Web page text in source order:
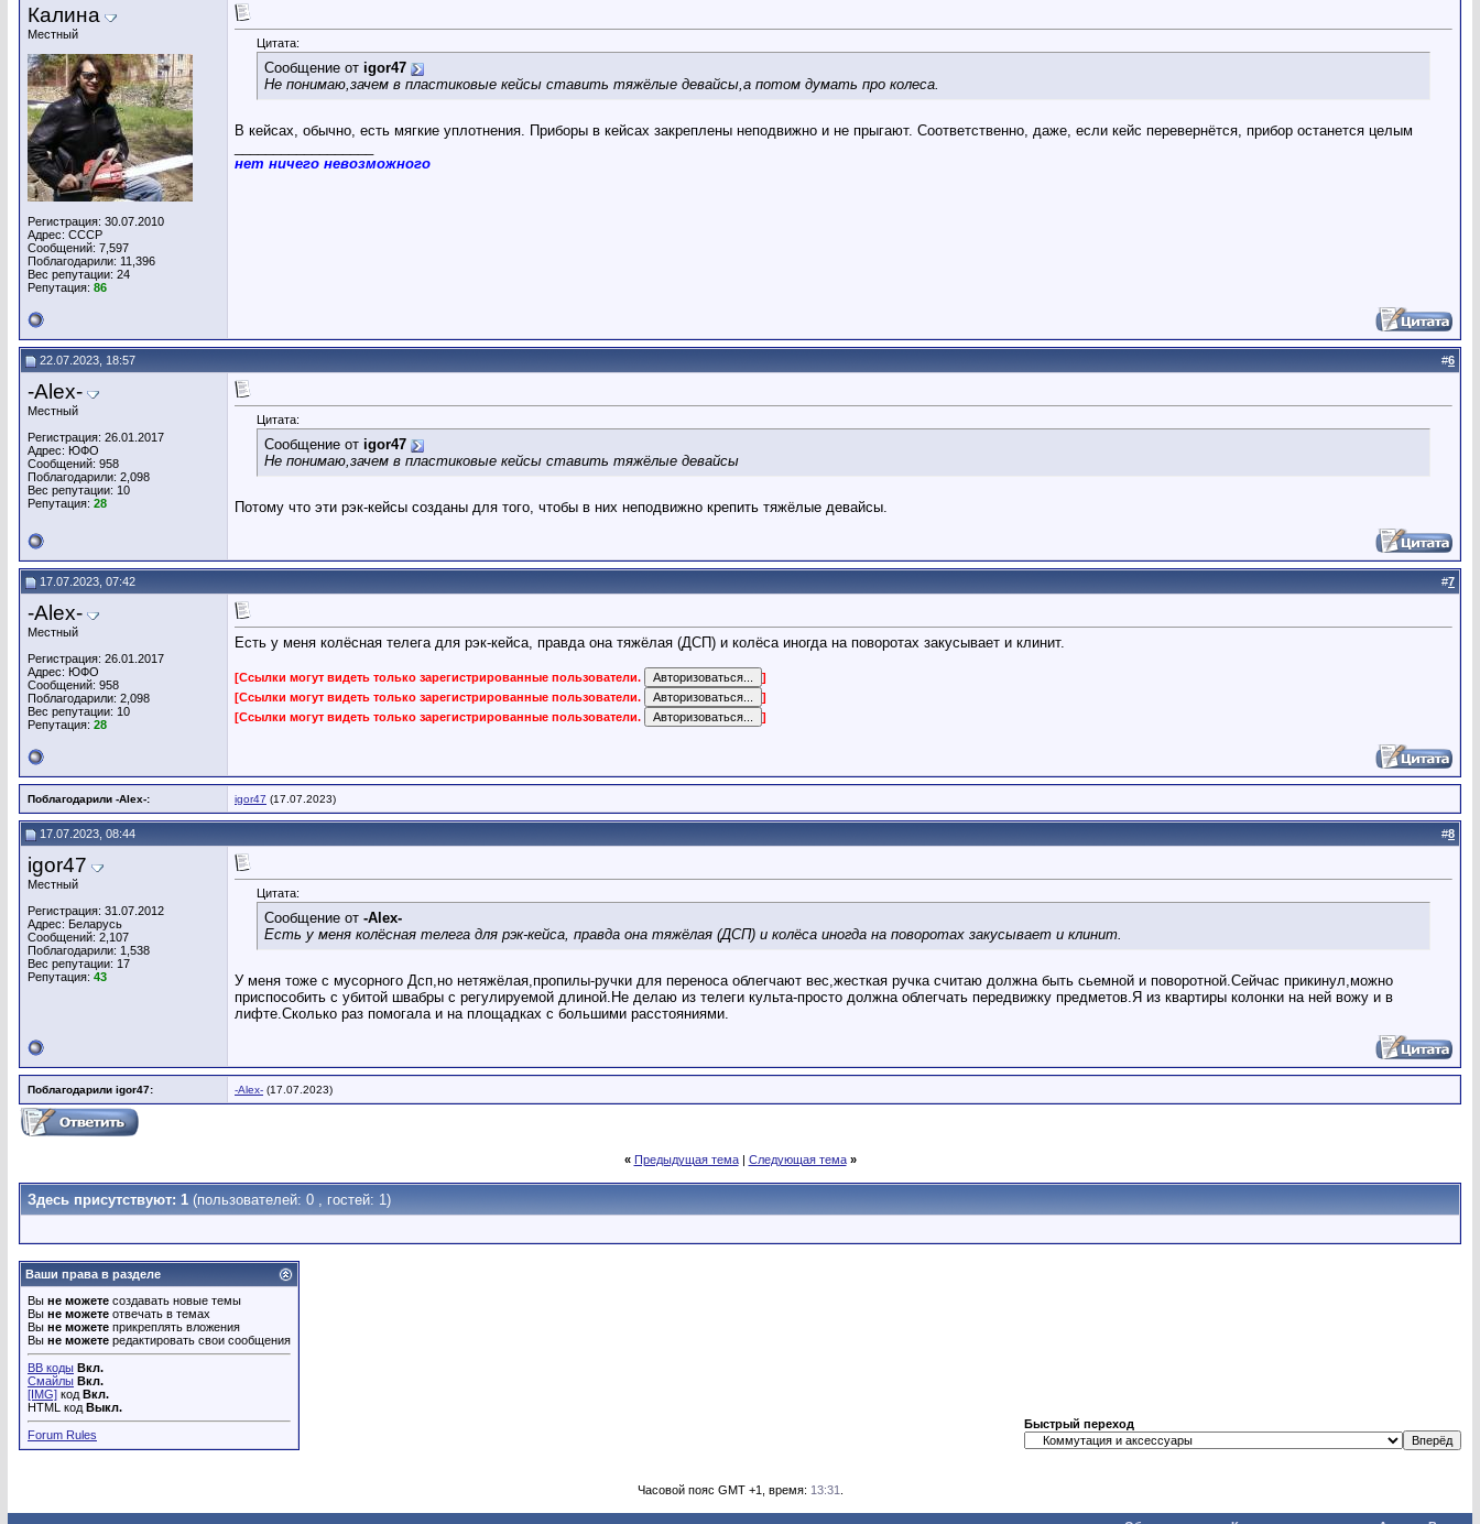
Калина
Местный
Регистрация: 30.07.2010
Адрес: СССР
Сообщений: 7,597
Поблагодарили: 11,396
Вес репутации: 24
Репутация: 86
Цитата:
Сообщение от igor47
Не понимаю,зачем в пластиковые кейсы ставить тяжёлые девайсы,а потом думать про колеса.
В кейсах, обычно, есть мягкие уплотнения. Приборы в кейсах закреплены неподвижно и не прыгают. Соответственно, даже, если кейс перевернётся, прибор останется целым
нет ничего невозможного
22.07.2023, 18:57 #6
-Alex-
Местный
Регистрация: 26.01.2017
Адрес: ЮФО
Сообщений: 958
Поблагодарили: 2,098
Вес репутации: 10
Репутация: 28
Цитата:
Сообщение от igor47
Не понимаю,зачем в пластиковые кейсы ставить тяжёлые девайсы
Потому что эти рэк-кейсы созданы для того, чтобы в них неподвижно крепить тяжёлые девайсы.
17.07.2023, 07:42 #7
-Alex-
Местный
Регистрация: 26.01.2017
Адрес: ЮФО
Сообщений: 958
Поблагодарили: 2,098
Вес репутации: 10
Репутация: 28
Есть у меня колёсная телега для рэк-кейса, правда она тяжёлая (ДСП) и колёса иногда на поворотах закусывает и клинит.
[Ссылки могут видеть только зарегистрированные пользователи.
]
[Ссылки могут видеть только зарегистрированные пользователи.
]
[Ссылки могут видеть только зарегистрированные пользователи.
]
Поблагодарили -Alex-: igor47 (17.07.2023)
17.07.2023, 08:44 #8
igor47
Местный
Регистрация: 31.07.2012
Адрес: Беларусь
Сообщений: 2,107
Поблагодарили: 1,538
Вес репутации: 17
Репутация: 43
Цитата:
Сообщение от -Alex-
Есть у меня колёсная телега для рэк-кейса, правда она тяжёлая (ДСП) и колёса иногда на поворотах закусывает и клинит.
У меня тоже с мусорного Дсп,но нетяжёлая,пропилы-ручки для переноса облегчают вес,жесткая ручка считаю должна быть сьемной и поворотной.Сейчас прикинул,можно
приспособить с убитой швабры с регулируемой длиной.Не делаю из телеги культа-просто должна облегчать передвижку предметов.Я из квартиры колонки на ней вожу и в
лифте.Сколько раз помогала и на площадках с большими расстояниями.
Поблагодарили igor47: -Alex- (17.07.2023)
« Предыдущая тема| Следующая тема »
Здесь присутствуют: 1 (пользователей: 0 , гостей: 1)
Ваши права в разделе
Вы не можете создавать новые темы
Вы не можете отвечать в темах
Вы не можете прикреплять вложения
Вы не можете редактировать свои сообщения
BB коды Вкл.
Смайлы Вкл.
[IMG] код Вкл.
HTML код Выкл.
Forum Rules
Быстрый переход
Часовой пояс GMT +1, время: 13:31